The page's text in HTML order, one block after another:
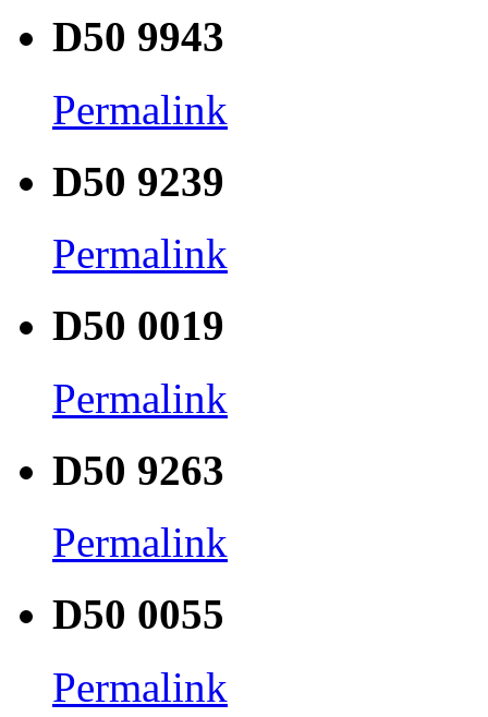
D50 9943
Permalink
D50 9239
Permalink
D50 0019
Permalink
D50 9263
Permalink
D50 0055
Permalink